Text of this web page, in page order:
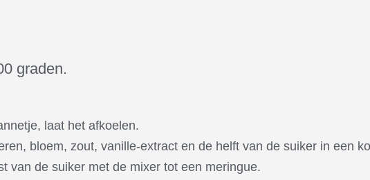
graden.
laat het afkoelen.
bloem, zout, vanille-extract en de helft van de suiker in een
van de suiker met de mixer tot een meringue.